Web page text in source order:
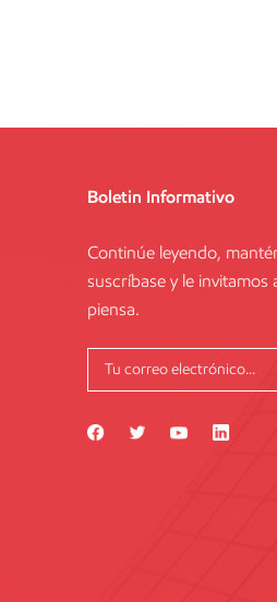
Boletin Informativo
Continúe leyendo,
suscríbase y le
piensa.